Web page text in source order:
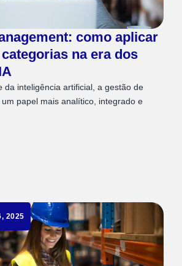
como aplicar
na era dos
da inteligência artificial, a gestão de
papel mais analítico, integrado e
2025